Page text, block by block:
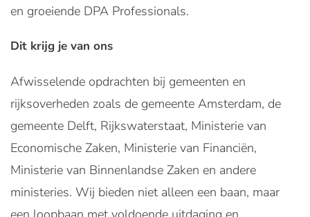
en groeiende DPA Professionals.
Dit krijg je van ons
Afwisselende opdrachten bij gemeenten en
rijksoverheden zoals de gemeente Amsterdam, de
gemeente Delft, Rijkswaterstaat, Ministerie van
Economische Zaken, Ministerie van Financiën,
Ministerie van Binnenlandse Zaken en andere
ministeries. Wij bieden niet alleen een baan, maar